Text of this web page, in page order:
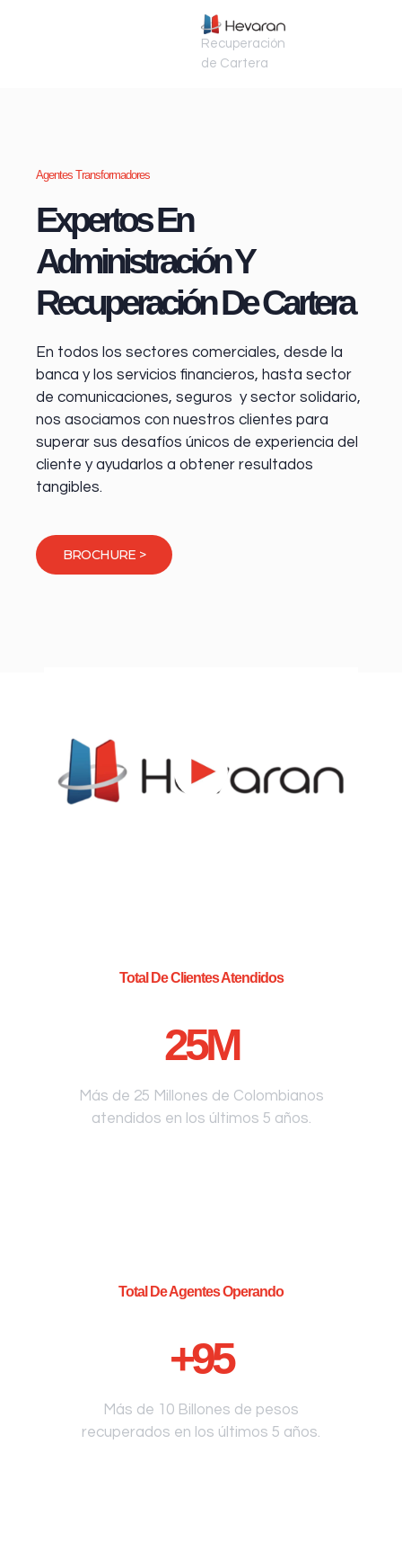
Recuperación
de Cartera
Agentes Transformadores
Expertos En
Administración Y
Recuperación De Cartera
En todos los sectores comerciales, desde la
banca y los servicios financieros, hasta sector
de comunicaciones, seguros y sector solidario,
nos asociamos con nuestros clientes para
superar sus desafíos únicos de experiencia del
cliente y ayudarlos a obtener resultados
tangibles.
BROCHURE >
Total De Clientes Atendidos
25M
Más de 25 Millones de Colombianos
atendidos en los últimos 5 años.
Total De Agentes Operando
+95
Más de 10 Billones de pesos
recuperados en los últimos 5 años.